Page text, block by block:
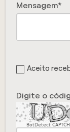
Mensagem
Aceito
Digite o
BotDetect